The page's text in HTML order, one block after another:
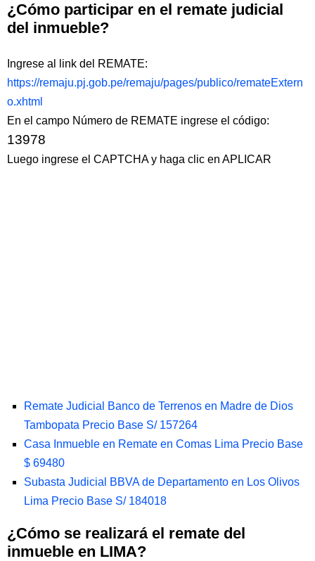
¿Cómo participar en el remate judicial
del inmueble?
Ingrese al link del REMATE:
https://remaju.pj.gob.pe/remaju/pages/publico/remateExtern
o.xhtml
En el campo Número de REMATE ingrese el código:
13978
Luego ingrese el CAPTCHA y haga clic en APLICAR
Remate Judicial Banco de Terrenos en Madre de Dios
Tambopata Precio Base S/ 157264
Casa Inmueble en Remate en Comas Lima Precio Base
$ 69480
Subasta Judicial BBVA de Departamento en Los Olivos
Lima Precio Base S/ 184018
¿Cómo se realizará el remate del
inmueble en LIMA?